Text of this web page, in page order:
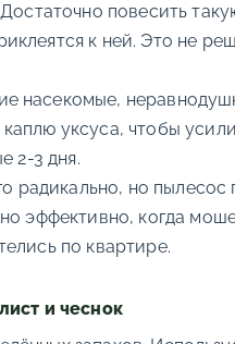
повесить
к ней. Это не
насекомые,
уксуса, чтобы
2-3 дня.
радикально, но
эффективно, когда
по квартире.
и чеснок